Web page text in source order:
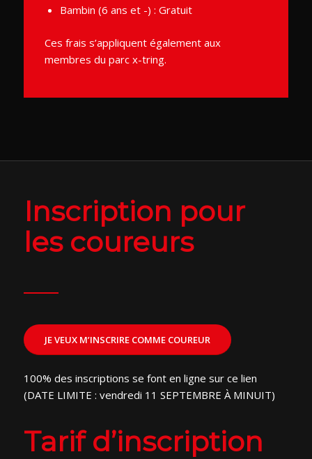
Bambin (6 ans et -) : Gratuit
Ces frais s’appliquent également aux
membres du parc x-tring.
Inscription pour
les coureurs
JE VEUX M’INSCRIRE COMME COUREUR
100% des inscriptions se font en ligne sur ce lien
(DATE LIMITE : vendredi 11 SEPTEMBRE À MINUIT)
Tarif d’inscription